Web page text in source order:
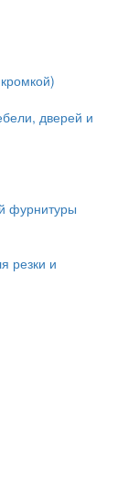
дверей и
фурнитуры
резки и